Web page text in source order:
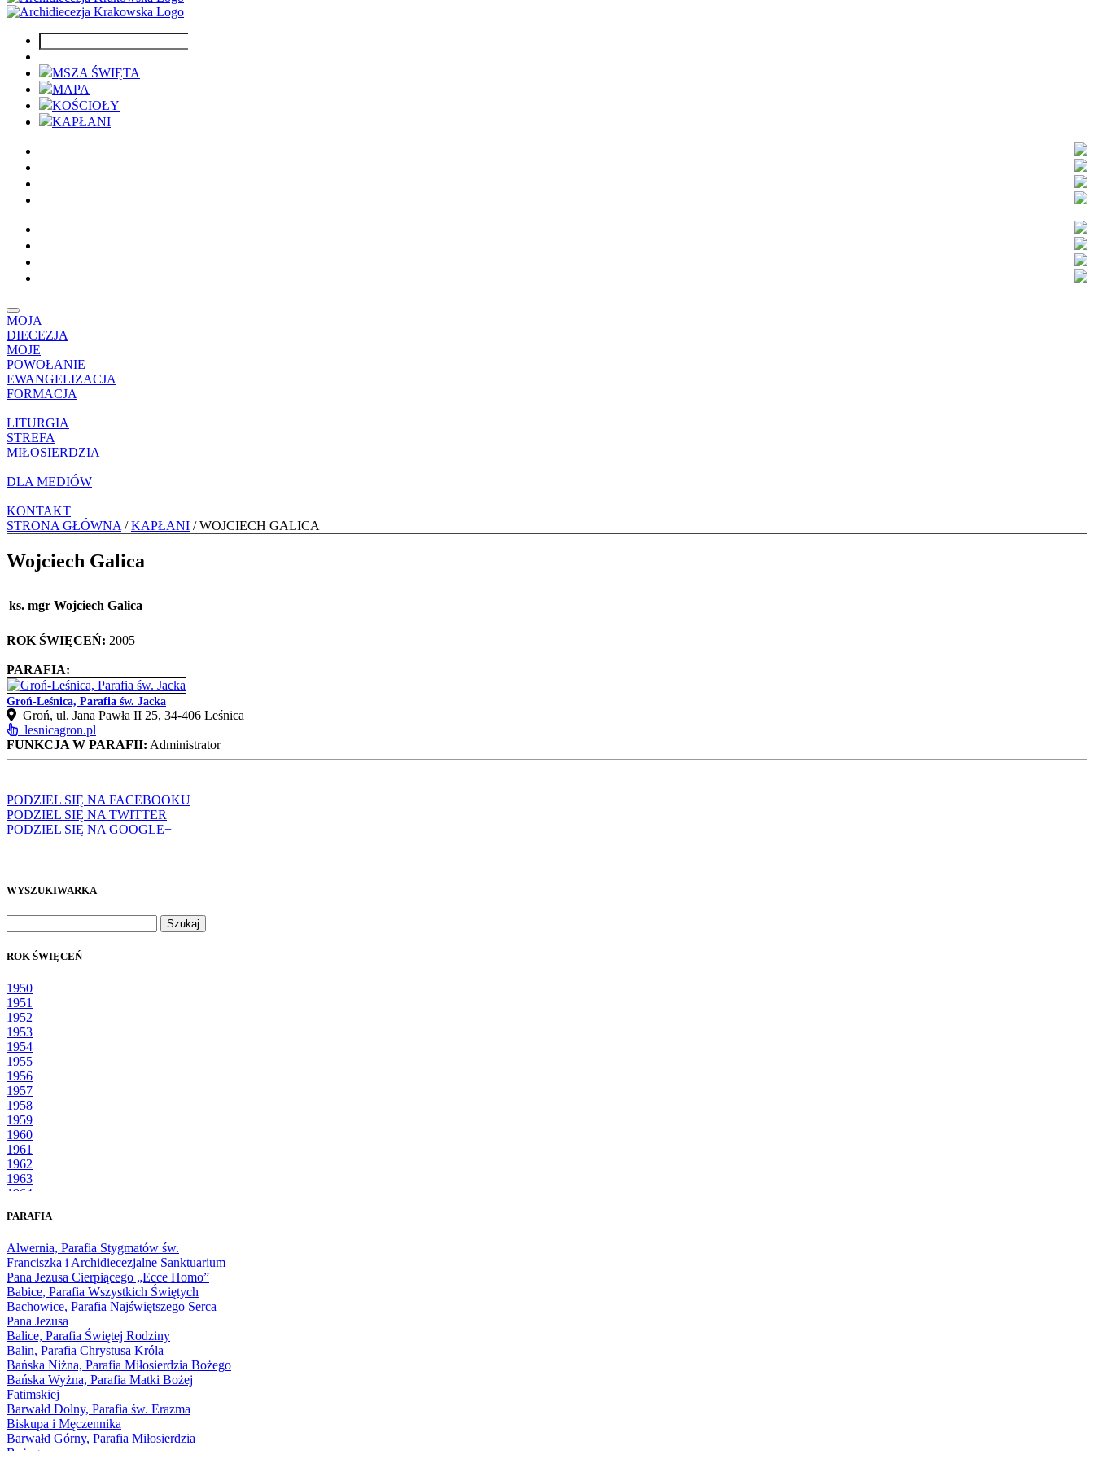
MSZA ŚWIĘTA
MAPA
KOŚCIOŁY
KAPŁANI
MOJA
DIECEZJA
MOJE
POWOŁANIE
EWANGELIZACJA
FORMACJA
LITURGIA
STREFA
MIŁOSIERDZIA
DLA MEDIÓW
KONTAKT
STRONA GŁÓWNA /KAPŁANI / WOJCIECH GALICA
Wojciech Galica
ks. mgr Wojciech Galica
ROK ŚWIĘCEŃ: 2005
PARAFIA:
Groń-Leśnica, Parafia św. Jacka
Groń, ul. Jana Pawła II 25, 34‑406 Leśnica
lesnicagron.pl
FUNKCJA W PARAFII: Administrator
PODZIEL SIĘ NA FACEBOOKU
PODZIEL SIĘ NA TWITTER
PODZIEL SIĘ NA GOOGLE+
WYSZUKIWARKA
ROK ŚWIĘCEŃ
1950
1951
1952
1953
1954
1955
1956
1957
1958
1959
1960
1961
1962
1963
1964
1966
1968
1969
1970
1971
1972
1973
1974
1975
1976
1977
1978
1979
1980
1981
PARAFIA
Alwernia, Parafia Stygmatów św.
Franciszka i Archidiecezjalne Sanktuarium
Pana Jezusa Cierpiącego „Ecce Homo”
Babice, Parafia Wszystkich Świętych
Bachowice, Parafia Najświętszego Serca
Pana Jezusa
Balice, Parafia Świętej Rodziny
Balin, Parafia Chrystusa Króla
Bańska Niżna, Parafia Miłosierdzia Bożego
Bańska Wyżna, Parafia Matki Bożej
Fatimskiej
Barwałd Dolny, Parafia św. Erazma
Biskupa i Męczennika
Barwałd Górny, Parafia Miłosierdzia
Bożego